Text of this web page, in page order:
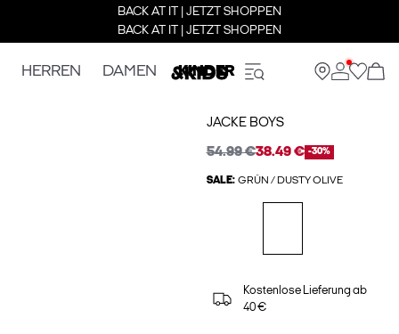
BACK AT IT | JETZT SHOPPEN
BACK AT IT | JETZT SHOPPEN
HERREN DAMEN KINDER
JACKE BOYS
54.99 €38.49 € -30%
SALE: GRÜN / DUSTY OLIVE
Kostenlose Lieferung ab
40 €